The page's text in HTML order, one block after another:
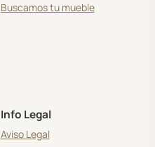
Buscamos tu mueble
Info Legal
Aviso Legal